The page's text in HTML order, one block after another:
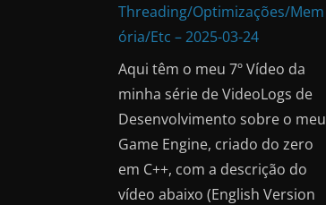
Threading/Optimizações/Mem
ória/Etc – 2025-03-24
Aqui têm o meu 7º Vídeo da
minha série de VideoLogs de
Desenvolvimento sobre o meu
Game Engine, criado do zero
em C++, com a descrição do
vídeo abaixo (English Version